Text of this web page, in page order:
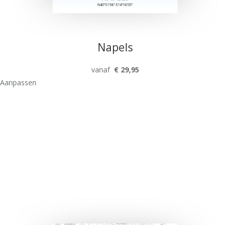
Napels
vanaf € 29,95
Aanpassen